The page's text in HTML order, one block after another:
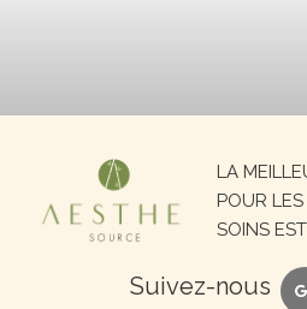
LA
POUR
SOINS
Suivez-nous
Recherche
pour :